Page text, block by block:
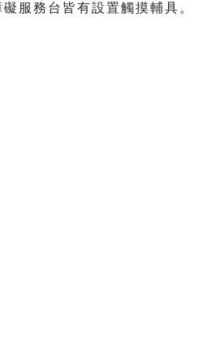
服務台皆有設置觸摸輔具。